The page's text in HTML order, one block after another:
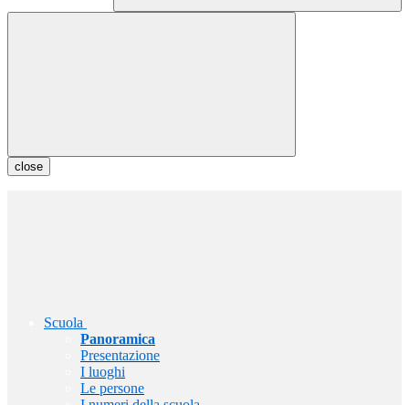
close
Scuola
Panoramica
Presentazione
I luoghi
Le persone